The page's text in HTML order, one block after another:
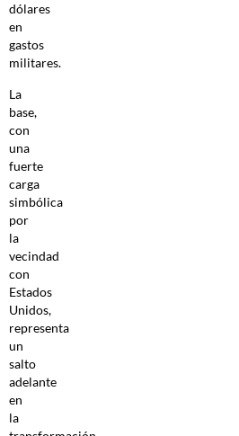
dólares
en
gastos
militares.
La
base,
con
una
fuerte
carga
simbólica
por
la
vecindad
con
Estados
Unidos,
representa
un
salto
adelante
en
la